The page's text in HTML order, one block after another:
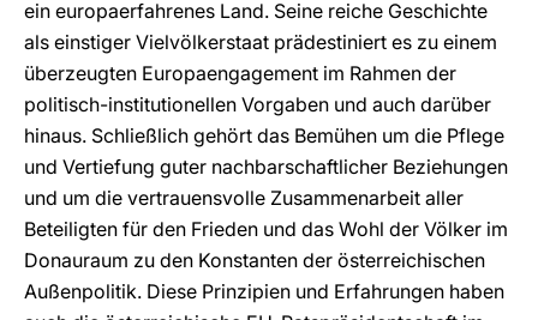
ein europaerfahrenes Land. Seine reiche Geschichte
als einstiger Vielvölkerstaat prädestiniert es zu einem
überzeugten Europaengagement im Rahmen der
politisch-institutionellen Vorgaben und auch darüber
hinaus. Schließlich gehört das Bemühen um die Pflege
und Vertiefung guter nachbar­schaftlicher Beziehungen
und um die vertrauensvolle Zusammenarbeit aller
Beteiligten für den Frieden und das Wohl der Völker im
Donauraum zu den Konstanten der österreichischen
Außenpolitik. Diese Prinzipien und Erfahrungen haben